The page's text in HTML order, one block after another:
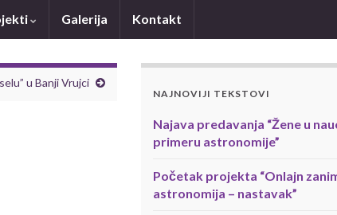
Galerija Kontakt
u Banji Vrujci
NAJNOVIJI TEKSTOVI
Najava predavanja “Žene u
primeru astronomije”
Početak projekta “Onlajn
astronomija – nastavak”